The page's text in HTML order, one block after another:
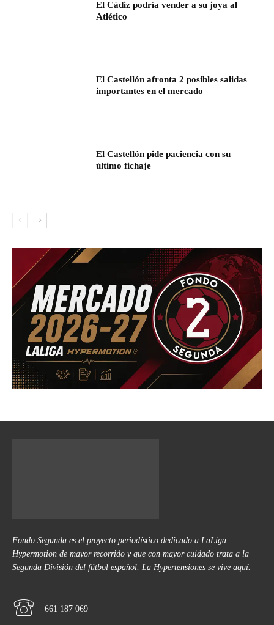
El Cádiz podría vender a su joya al
Atlético
El Castellón afronta 2 posibles salidas
importantes en el mercado
El Castellón pide paciencia con su
último fichaje
Fondo Segunda es el proyecto periodístico dedicado a LaLiga
Hypermotion de mayor recorrido y que con mayor cuidado trata a la
Segunda División del fútbol español. La Hypertensiones se vive aquí.
661 187 069